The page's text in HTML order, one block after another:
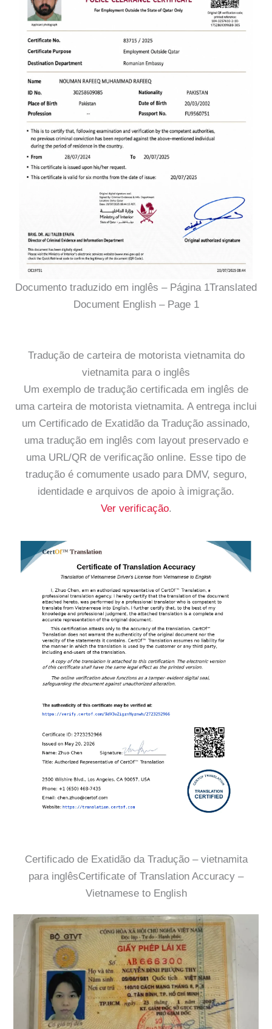
Documento traduzido em inglês – Página 1Translated
Document English – Page 1
Tradução de carteira de motorista vietnamita do
vietnamita para o inglês
Um exemplo de tradução certificada em inglês de
uma carteira de motorista vietnamita. A entrega inclui
um Certificado de Exatidão da Tradução assinado,
uma tradução em inglês com layout preservado e
uma URL/QR de verificação online. Esse tipo de
tradução é comumente usado para DMV, seguro,
identidade e arquivos de apoio à imigração.
Ver verificação.
Certificado de Exatidão da Tradução – vietnamita
para inglêsCertificate of Translation Accuracy –
Vietnamese to English